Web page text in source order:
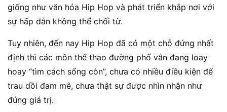
giống như văn hóa Hip Hop và phát triển khắp nơi với
sự hấp dẫn không thể chối từ.
Tuy nhiên, đến nay Hip Hop đã có một chỗ đứng nhất
định thì các môn thể thao đường phố vẫn đang loay
hoay “tìm cách sống còn”, chưa có nhiều điều kiện để
trau dồi đam mê, chưa thật sự được nhìn nhận như
đúng giá trị.